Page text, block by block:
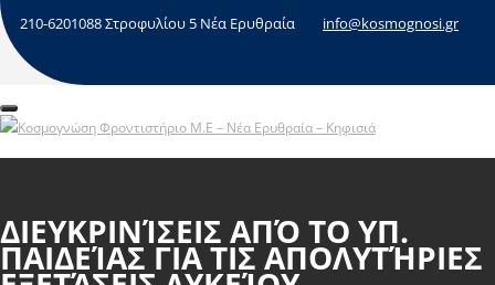
210-6201088 Στροφυλίου 5 Νέα Ερυθραία info@kosmognosi.gr
ΔΙΕΥΚΡΙΝΊΣΕΙΣ ΑΠΌ ΤΟ ΥΠ.
ΠΑΙΔΕΊΑΣ ΓΙΑ ΤΙΣ ΑΠΟΛΥΤΉΡΙΕΣ